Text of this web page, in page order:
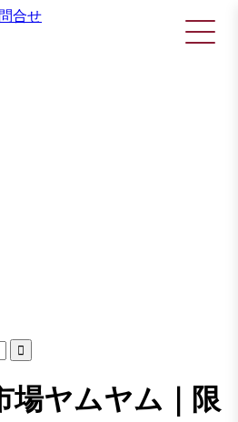
合せ
場ヤムヤム｜限